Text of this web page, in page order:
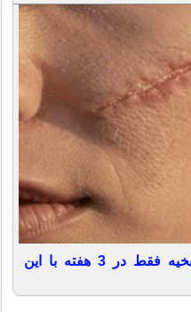
کاهش چشمگیر جای زخم و بخیه فقط در 3 هفته با این